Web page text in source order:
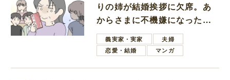
りの姉が結婚挨拶に欠席。あ
からさまに不機嫌になった義
母義実家・実家
夫婦
恋愛・結婚
マンガ